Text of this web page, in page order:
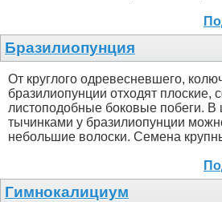
Бразилиопунция
От круглого одревесневшего,
бразилиопунции отходят плоские,
листоподобные боковые побеги. В
тычинками у бразилиопунции
небольшие волоски. Семена
Гимнокалициум